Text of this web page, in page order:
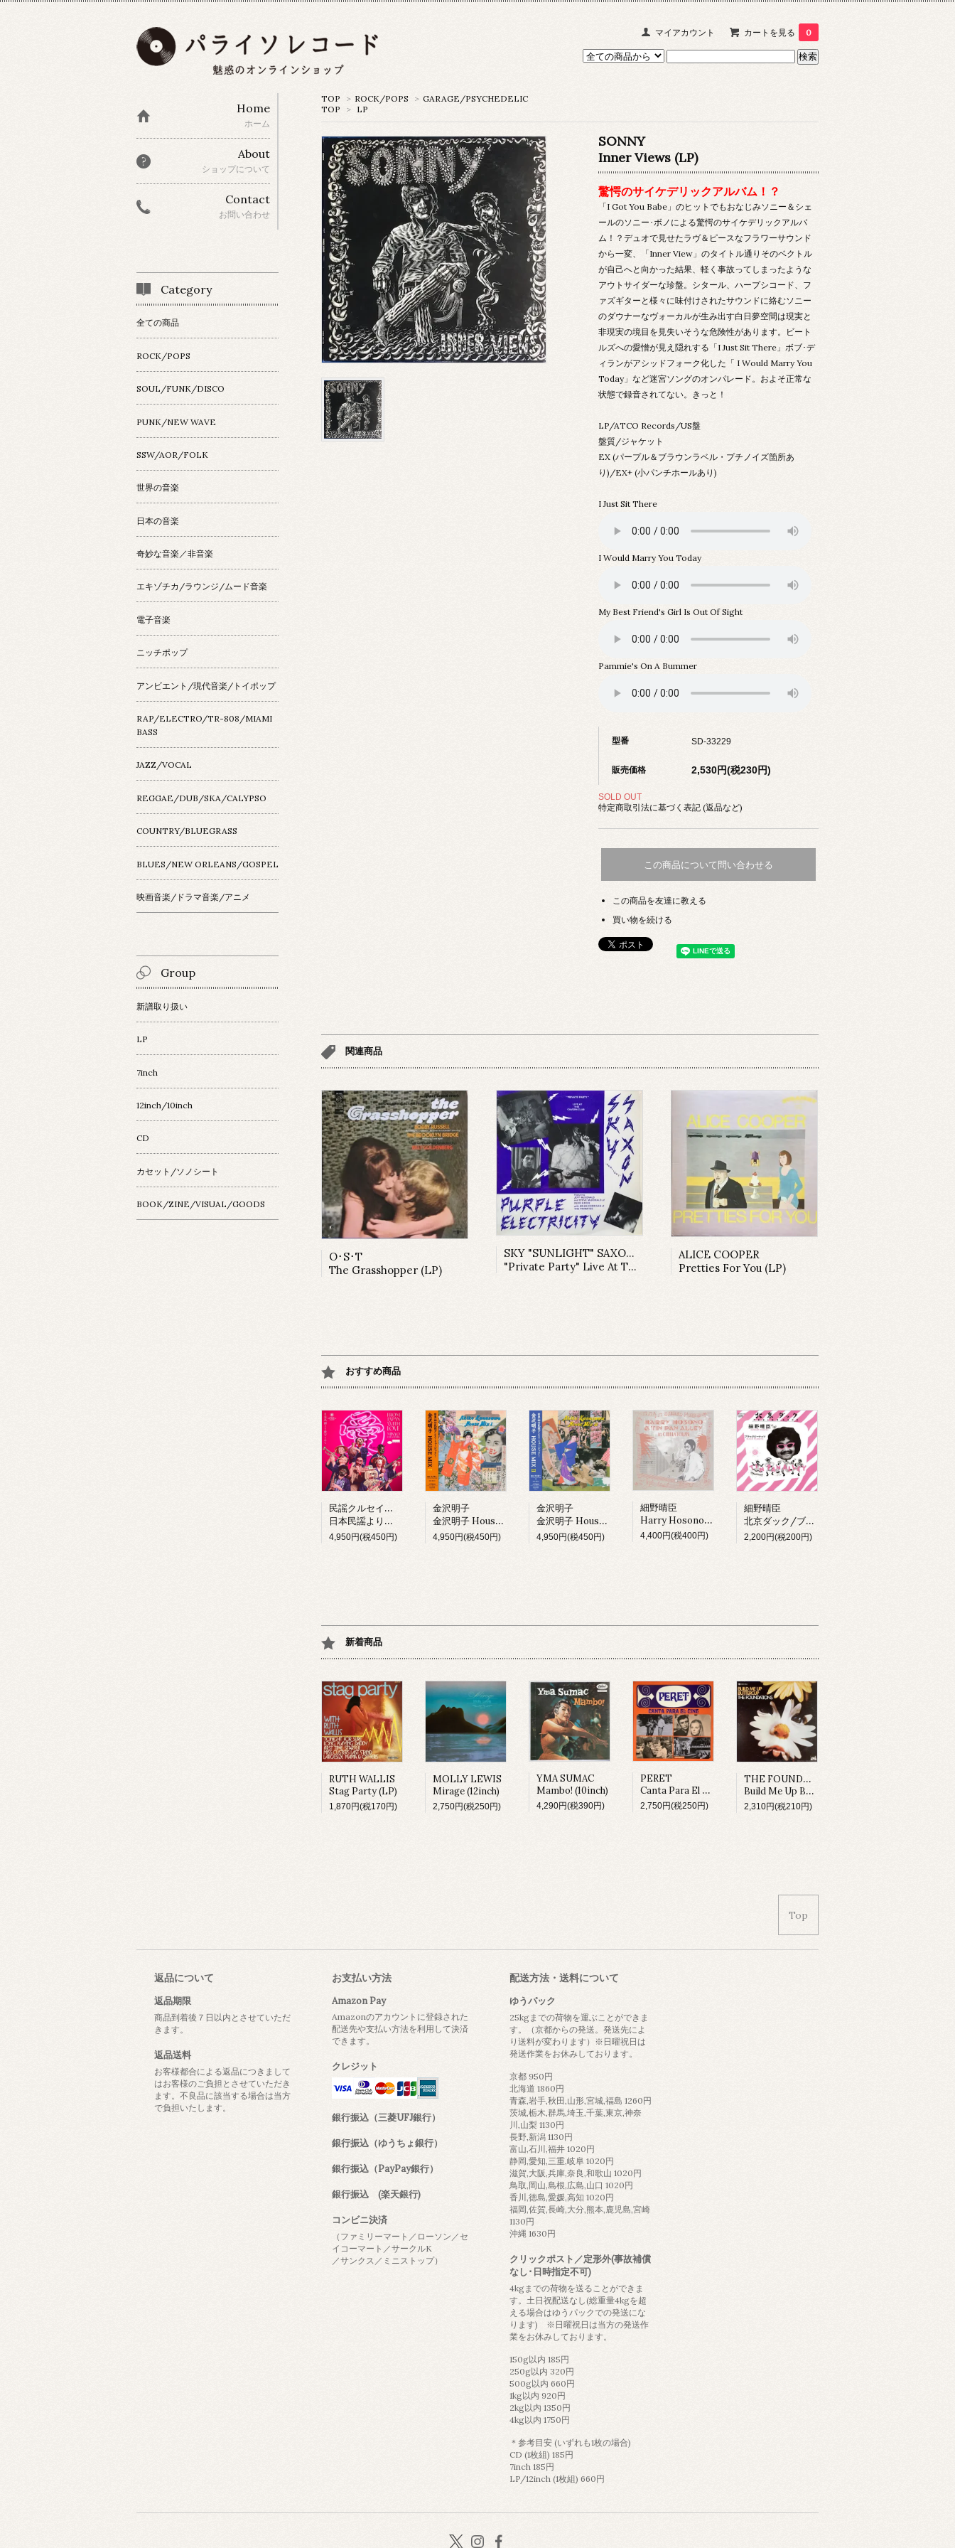
マイアカウント カートを見る 0
TOP > ROCK/POPS > GARAGE/PSYCHEDELIC
TOP
> LP
SONNY
Inner Views (LP)
驚愕のサイケデリックアルバム！？
「I Got You Babe」のヒットでもおなじみソニー＆シェ
ールのソニー･ボノによる驚愕のサイケデリックアルバ
ム！？デュオで見せたラヴ＆ピースなフラワーサウンド
から一変、「Inner View」のタイトル通りそのベクトル
が自己へと向かった結果、軽く事故ってしまったような
アウトサイダーな珍盤。シタール、ハープシコード、フ
ァズギターと様々に味付けされたサウンドに絡むソニー
のダウナーなヴォーカルが生み出す白日夢空間は現実と
非現実の境目を見失いそうな危険性があります。ビート
ルズへの愛憎が見え隠れする「I Just Sit There」ボブ･デ
ィランがアシッドフォーク化した「 I Would Marry You
Today」など迷宮ソングのオンパレード。およそ正常な
状態で録音されてない。きっと！
LP/ATCO Records/US盤
盤質/ジャケット
EX (パープル＆ブラウンラベル・プチノイズ箇所あ
り)/EX+ (小パンチホールあり)
I Just Sit There
I Would Marry You Today
My Best Friend's Girl Is Out Of Sight
Pammie's On A Bummer
型番 SD-33229
販売価格 2,530円(税230円)
SOLD OUT
特定商取引法に基づく表記 (返品など)
この商品について問い合わせる
この商品を友達に教える
買い物を続ける
関連商品
O･S･T
The Grasshopper (LP)
SKY "SUNLIGHT" SAXON /PURPLE ELECTRICITY
"Private Party" Live At The Cavern Club (LP)
ALICE COOPER
Pretties For You (LP)
おすすめ商品
民謡クルセイダーズ
日本民謡より愛をこめて (LP)
4,950円(税450円)
金沢明子
金沢明子 House Mix I (LP)
4,950円(税450円)
金沢明子
金沢明子 House Mix II (LP)
4,950円(税450円)
細野晴臣
Harry Hosono & Tin Pan Alley In China Town (LP)
4,400円(税400円)
細野晴臣
北京ダック/ブラックピーナッツ
2,200円(税200円)
新着商品
RUTH WALLIS
Stag Party (LP)
1,870円(税170円)
MOLLY LEWIS
Mirage (12inch)
2,750円(税250円)
YMA SUMAC
Mambo! (10inch)
4,290円(税390円)
PERET
Canta Para El Cine (LP)
2,750円(税250円)
THE FOUNDATIONS
Build Me Up Buttercup (LP)
2,310円(税210円)
Home
ホーム
About
ショップについて
Contact
お問い合わせ
Category
全ての商品
ROCK/POPS
SOUL/FUNK/DISCO
PUNK/NEW WAVE
SSW/AOR/FOLK
世界の音楽
日本の音楽
奇妙な音楽／非音楽
エキゾチカ/ラウンジ/ムード音楽
電子音楽
ニッチポップ
アンビエント/現代音楽/トイポップ
RAP/ELECTRO/TR-808/MIAMI
BASS
JAZZ/VOCAL
REGGAE/DUB/SKA/CALYPSO
COUNTRY/BLUEGRASS
BLUES/NEW ORLEANS/GOSPEL
映画音楽/ドラマ音楽/アニメ
Group
新譜取り扱い
LP
7inch
12inch/10inch
CD
カセット/ソノシート
BOOK/ZINE/VISUAL/GOODS
Top
返品について
返品期限
商品到着後７日以内とさせていただ
きます。
返品送料
お客様都合による返品につきまして
はお客様のご負担とさせていただき
ます。不良品に該当する場合は当方
で負担いたします。
お支払い方法
Amazon Pay
Amazonのアカウントに登録された
配送先や支払い方法を利用して決済
できます。
クレジット
銀行振込（三菱UFJ銀行）
銀行振込（ゆうちょ銀行）
銀行振込（PayPay銀行）
銀行振込 (楽天銀行)
コンビニ決済
（ファミリーマート／ローソン／セ
イコーマート／サークルK
／サンクス／ミニストップ）
配送方法・送料について
ゆうパック
25kgまでの荷物を運ぶことができま
す。（京都からの発送。発送先によ
り送料が変わります）※日曜祝日は
発送作業をお休みしております。
京都 950円
北海道 1860円
青森,岩手,秋田,山形,宮城,福島 1260円
茨城,栃木,群馬,埼玉,千葉,東京,神奈
川,山梨 1130円
長野,新潟 1130円
富山,石川,福井 1020円
静岡,愛知,三重,岐阜 1020円
滋賀,大阪,兵庫,奈良,和歌山 1020円
鳥取,岡山,島根,広島,山口 1020円
香川,徳島,愛媛,高知 1020円
福岡,佐賀,長崎,大分,熊本,鹿児島,宮崎
1130円
沖縄 1630円
クリックポスト／定形外(事故補償
なし･日時指定不可)
4kgまでの荷物を送ることができま
す。土日祝配送なし(総重量4kgを超
える場合はゆうパックでの発送にな
ります) ※日曜祝日は当方の発送作
業をお休みしております。
150g以内 185円
250g以内 320円
500g以内 660円
1kg以内 920円
2kg以内 1350円
4kg以内 1750円
＊参考目安 (いずれも1枚の場合)
CD (1枚組) 185円
7inch 185円
LP/12inch (1枚組) 660円